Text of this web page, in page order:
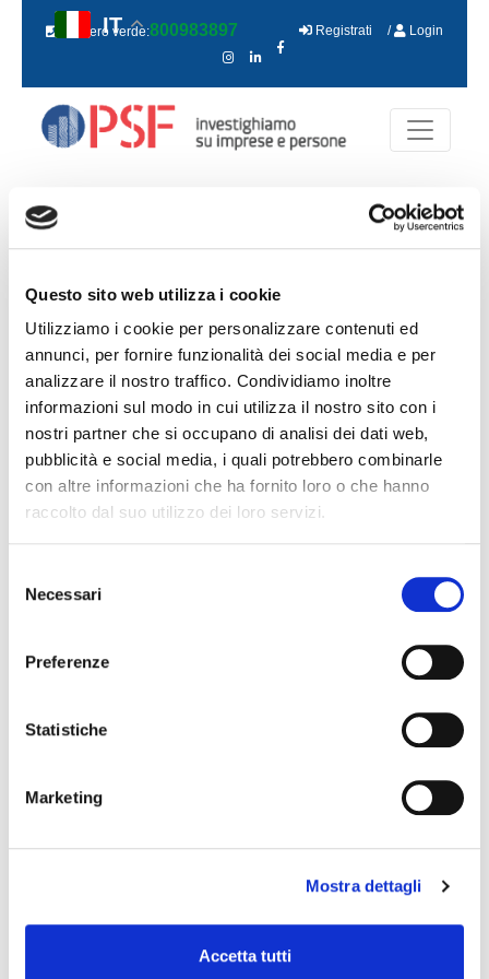
Questo sito web utilizza i cookie
Utilizziamo i cookie per personalizzare contenuti ed
annunci, per fornire funzionalità dei social media e per
analizzare il nostro traffico. Condividiamo inoltre
informazioni sul modo in cui utilizza il nostro sito con i
nostri partner che si occupano di analisi dei dati web,
pubblicità e social media, i quali potrebbero combinarle
con altre informazioni che ha fornito loro o che hanno
raccolto dal suo utilizzo dei loro servizi.
delNecessari
Preferenze
Statistiche
Marketing
Mostra dettagli
Accetta tutti
IT
Numero verde:800983897 / Login
Registrati
REPORT CARICHE
Il Report Caricheconsente di conoscere le
cariche societarie ricoperte dai soci, in tutte le
società, con i relativi dati anagrafici.
Clicca sui riquadri per scoprire i dettagli.
IMPRESE
DOSSIER IMPRESA REAL TIME
PROTESTI E PREGIUDIZIEVOLI